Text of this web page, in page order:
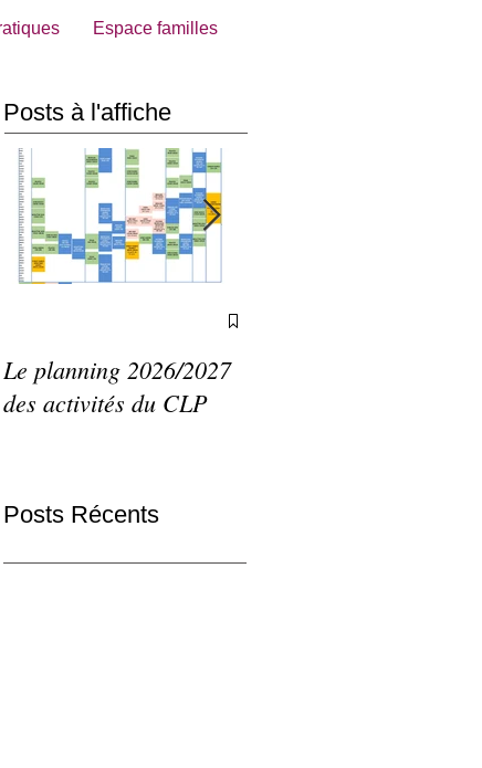
Espace familles
Posts à l'affiche
Le planning 2026/2027
des activités du CLP
Posts Récents